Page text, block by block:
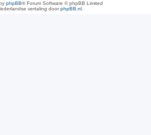
phpBB® Forum Software © phpBB Limited
vertaling doorphpBB.nl